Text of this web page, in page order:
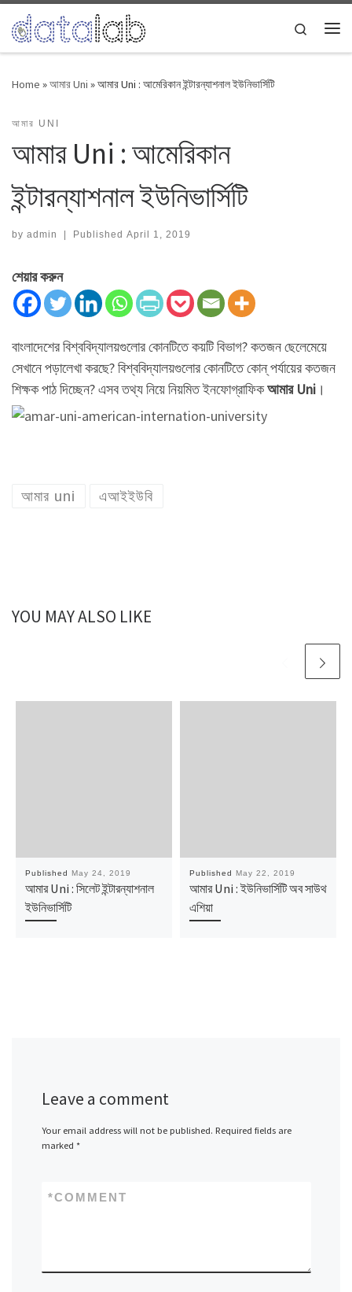
Skip to content
Search
Home »আমার Uni »আমার Uni : আমেরিকান ইন্টারন্যাশনাল ইউনিভার্সিটি
আমার UNI
আমার Uni : আমেরিকান
ইন্টারন্যাশনাল ইউনিভার্সিটি
by admin | Published April 1, 2019
শেয়ার করুন
বাংলাদেশের বিশ্ববিদ্যালয়গুলোর কোনটিতে কয়টি বিভাগ? কতজন ছেলেমেয়ে
সেখানে পড়ালেখা করছে? বিশ্ববিদ্যালয়গুলোর কোনটিতে কোন্ পর্যায়ের কতজন
শিক্ষক পাঠ দিচ্ছেন? এসব তথ্য নিয়ে নিয়মিত ইনফোগ্রাফিকআমার Uni ।
আমার uni এআইইউবি
YOU MAY ALSO LIKE
Published May 24, 2019
আমার Uni : সিলেট ইন্টারন্যাশনাল
ইউনিভার্সিটি
Published May 22, 2019
আমার Uni : ইউনিভার্সিটি অব সাউথ
এশিয়া
Leave a comment
Your email address will not be published. Required fields are
marked *
COMMENT
*